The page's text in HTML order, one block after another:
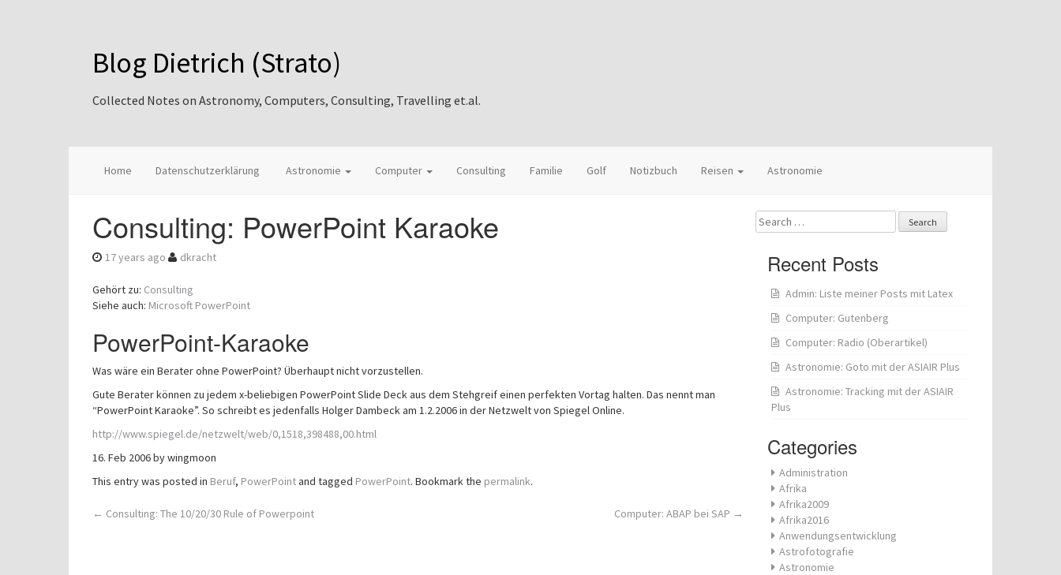
Blog Dietrich (Strato)
Collected Notes on Astronomy, Computers, Consulting, Travelling et.al.
Home Datenschutzerklärung Astronomie Computer Consulting Familie Golf Notizbuch Reisen Astronomie
Consulting: PowerPoint Karaoke
17 years ago dkracht
Gehört zu: Consulting
Siehe auch: Microsoft PowerPoint
PowerPoint-Karaoke
Was wäre ein Berater ohne PowerPoint? Überhaupt nicht vorzustellen.
Gute Berater können zu jedem x-beliebigen PowerPoint Slide Deck aus dem Stehgreif einen perfekten Vortag halten. Das nennt man
“PowerPoint Karaoke”. So schreibt es jedenfalls Holger Dambeck am 1.2.2006 in der Netzwelt von Spiegel Online.
http://www.spiegel.de/netzwelt/web/0,1518,398488,00.html
16. Feb 2006 by wingmoon
This entry was posted in Beruf, PowerPointand tagged PowerPoint. Bookmark the permalink.
Post
← Consulting: The 10/20/30 Rule of Powerpoint Computer: ABAP bei SAP →
Search
for:
Recent Posts
Admin: Liste meiner Posts mit Latex
Computer: Gutenberg
Computer: Radio (Oberartikel)
Astronomie: Goto mit der ASIAIR Plus
Astronomie: Tracking mit der ASIAIR
Plus
Categories
Administration
Afrika
Afrika2009
Afrika2016
Anwendungsentwicklung
Astrofotografie
Astronomie